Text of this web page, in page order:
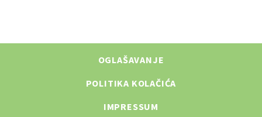
OGLAŠAVANJE
POLITIKA KOLAČIĆA
IMPRESSUM